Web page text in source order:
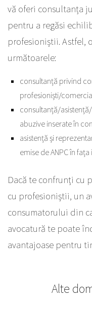
vă oferi consultanța
pentru a regăsi
profesioniștii. Astfel,
următoarele:
consultanță privind
profesioniști/
consultanță/
abuzive inserate în
asistență și
emise de ANPC în
Dacă te confrunți cu
cu profesioniștii, un
consumatorului din
avocatură te poate
avantajoase pentru
Alte